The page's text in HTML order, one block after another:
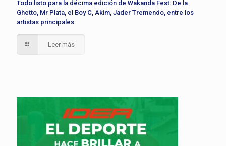
Todo listo para la décima edición de Wakanda Fest: De la
Ghetto, Mr Plata, el Boy C, Akim, Jader Tremendo, entre los
artistas principales
Leer más